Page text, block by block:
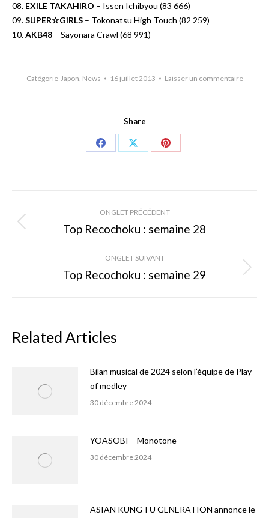
08. EXILE TAKAHIRO – Issen Ichibyou (83 666)
09.SUPER☆GiRLS – Tokonatsu High Touch (82 259)
10.AKB48 – Sayonara Crawl (68 991)
Catégorie Japon, News 16 juillet 2013 Laisser un commentaire
Share
Share
Share
Share
Navigation
de
commentaire
ONGLET PRÉCÉDENT
Onglet
Top Recochoku : semaine 28
ONGLET SUIVANT
Onglet
Top Recochoku : semaine 29
Related Articles
Bilan musical de 2024 selon l’équipe de Play
of medley
30 décembre 2024
YOASOBI – Monotone
30 décembre 2024
ASIAN KUNG-FU GENERATION annonce le